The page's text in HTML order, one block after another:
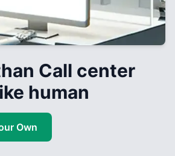
Call center
human
Own